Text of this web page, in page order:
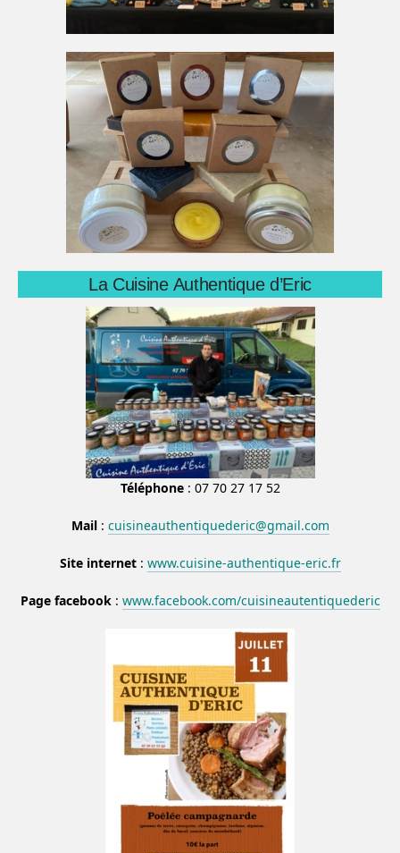
La Cuisine Authentique d’Eric
Téléphone: 07 70 27 17 52
Mail: cuisineauthentiquederic@gmail.com
Site internet: www.cuisine-authentique-eric.fr
Page facebook: www.facebook.com/cuisineautentiquederic